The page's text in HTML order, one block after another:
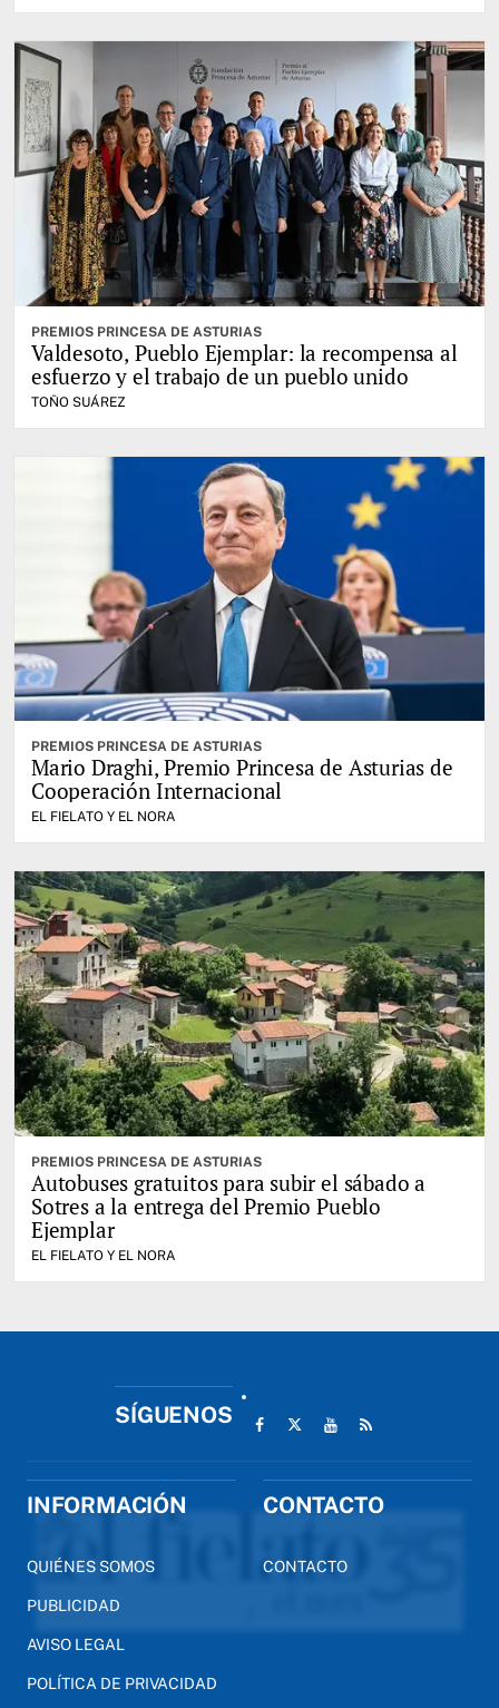
PREMIOS PRINCESA DE ASTURIAS
Valdesoto, Pueblo Ejemplar: la recompensa al
esfuerzo y el trabajo de un pueblo unido
TOÑO SUÁREZ
PREMIOS PRINCESA DE ASTURIAS
Mario Draghi, Premio Princesa de Asturias de
Cooperación Internacional
EL FIELATO Y EL NORA
PREMIOS PRINCESA DE ASTURIAS
Autobuses gratuitos para subir el sábado a
Sotres a la entrega del Premio Pueblo
Ejemplar
EL FIELATO Y EL NORA
SÍGUENOS
INFORMACIÓN
QUIÉNES SOMOS
PUBLICIDAD
AVISO LEGAL
POLÍTICA DE PRIVACIDAD
CONTACTO
CONTACTO